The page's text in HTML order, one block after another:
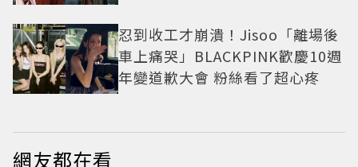
忍到收工才崩潰！Jisoo「離場後
車上痛哭」BLACKPINK歡慶10週
年變道歉大會 粉絲看了超心疼
網友都在看